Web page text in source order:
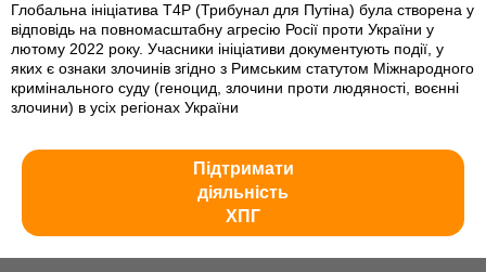
Глобальна ініціатива T4P (Трибунал для Путіна) була створена у
відповідь на повномасштабну агресію Росії проти України у
лютому 2022 року. Учасники ініціативи документують події, у
яких є ознаки злочинів згідно з Римським статутом Міжнародного
кримінального суду (геноцид, злочини проти людяності, воєнні
злочини) в усіх регіонах України
Підтримати
діяльність
ХПГ